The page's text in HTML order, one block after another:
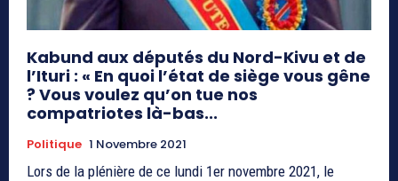
Kabund aux députés du Nord-Kivu et de
l’Ituri : « En quoi l’état de siège vous gêne
? Vous voulez qu’on tue nos
compatriotes là-bas...
Politique 1 Novembre 2021
Lors de la plénière de ce lundi 1er novembre 2021, le